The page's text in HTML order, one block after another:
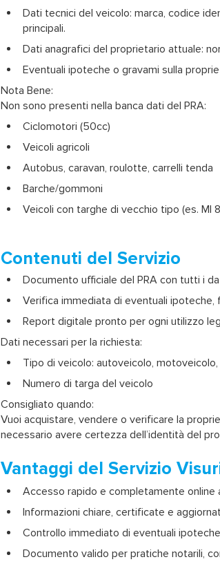
Dati tecnici del veicolo: marca, codice
principali.
Dati anagrafici del proprietario attuale:
Eventuali ipoteche o gravami sulla
Nota Bene:
Non sono presenti nella banca dati del PRA:
Ciclomotori (50cc)
Veicoli agricoli
Autobus, caravan, roulotte, carrelli tenda
Barche/gommoni
Veicoli con targhe di vecchio tipo (es.
Contenuti del Servizio
Documento ufficiale del PRA con tutti i
Verifica immediata di eventuali ipoteche,
Report digitale pronto per ogni utilizzo
Dati necessari per la richiesta:
Tipo di veicolo: autoveicolo,
Numero di targa del veicolo
Consigliato quando:
Vuoi acquistare, vendere o verificare la
necessario avere certezza dell’identità del
Vantaggi del Servizio
Accesso rapido e completamente online
Informazioni chiare, certificate e
Controllo immediato di eventuali
Documento valido per pratiche notarili,